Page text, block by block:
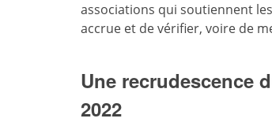
associations qui soutiennent
accrue et de vérifier, voire de
Une recrudescence
2022